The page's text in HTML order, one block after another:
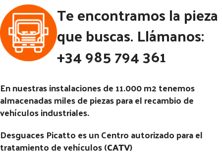
Ubicación:
Notas:
Código Pieza:52247
Ubicación:
Notas: [VP]MAN TG-A E3
(2001-2005) 360 RG (8X4)
Código Pieza:
Te encontramos la pieza
que buscas. Llámanos:
+34 985 794 361
En nuestras instalaciones de 11.000 m2 tenemos
almacenadas miles de piezas para el recambio de
vehículos industriales.
Desguaces Picatto es un Centro autorizado para el
tratamiento de vehículos (CATV)